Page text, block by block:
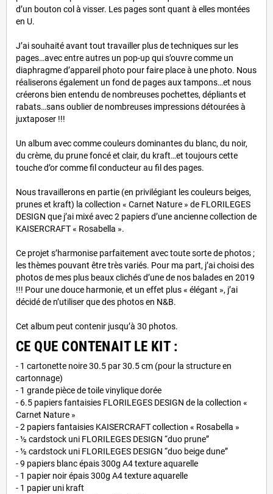
d’un bouton col à visser. Les pages sont quant à elles montées
en U.
J’ai souhaité avant tout travailler plus de techniques sur les
pages…avec entre autres un pop-up qui s’ouvre comme un
diaphragme d’appareil photo pour faire place à une photo. Nous
réaliserons également un fond de pages aux tampons…et nous
créerons bien entendu de nombreuses pochettes, dépliants et
rabats…sans oublier de nombreuses impressions détourées à
juxtaposer !!!
Un album avec comme couleurs dominantes du blanc, du noir,
du crème, du prune foncé et clair, du kraft…et toujours cette
touche d’or comme fil conducteur au fil des pages.
Nous travaillerons en partie (en privilégiant les couleurs beiges,
prunes et kraft) la collection « Carnet Nature » de FLORILEGES
DESIGN que j’ai mixé avec 2 papiers d’une ancienne collection de
KAISERCRAFT « Rosabella ».
Ce projet s’harmonise parfaitement avec toute sorte de photos ;
les thèmes pouvant être très variés. Pour ma part, j’ai choisi des
photos de mes plus beaux clichés d’une de nos balades en 2019
!!! Pour une douce harmonie, et un effet plus « élégant », j’ai
décidé de n’utiliser que des photos en N&B.
Cet album peut contenir jusqu’à 30 photos.
CE QUE CONTENAIT LE KIT :
- 1 cartonette noire 30.5 par 30.5 cm (pour la structure en
cartonnage)
- 1 grande pièce de toile vinylique dorée
- 6.5 papiers fantaisies FLORILEGES DESIGN de la collection «
Carnet Nature »
- 2 papiers fantaisies KAISERCRAFT collection « Rosabella »
- ½ cardstock uni FLORILEGES DESIGN “duo prune”
- ½ cardstock uni FLORILEGES DESIGN “duo beige dune”
- 9 papiers blanc épais 300g A4 texture aquarelle
- 1 papier noir épais 300g A4 texture aquarelle
- 1 papier uni kraft